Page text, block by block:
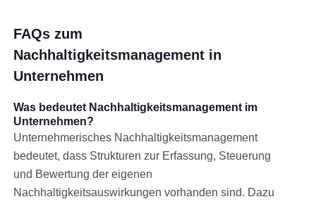
FAQs zum
Nachhaltigkeitsmanagement in
Unternehmen
Was bedeutet Nachhaltigkeitsmanagement im
Unternehmen?
Unternehmerisches Nachhaltigkeitsmanagement
bedeutet, dass Strukturen zur Erfassung, Steuerung
und Bewertung der eigenen
Nachhaltigkeitsauswirkungen vorhanden sind. Dazu